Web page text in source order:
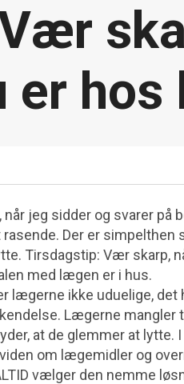
er
når jeg sidder og svarer
Der er simpelthen
Tirsdagstip: Vær skarp,
med lægen er i hus.
lægerne ikke uduelige,
Lægerne mangler
at de glemmer at lytte.
om lægemidler og
vælger den nemme